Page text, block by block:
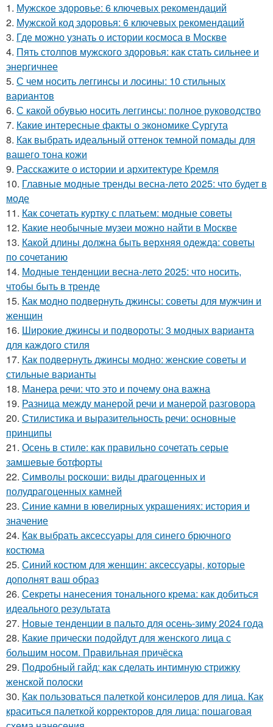
1. Мужское здоровье: 6 ключевых рекомендаций
2. Мужской код здоровья: 6 ключевых рекомендаций
3. Где можно узнать о истории космоса в Москве
4. Пять столпов мужского здоровья: как стать сильнее и
энергичнее
5. С чем носить леггинсы и лосины: 10 стильных
вариантов
6. С какой обувью носить леггинсы: полное руководство
7. Какие интересные факты о экономике Сургута
8. Как выбрать идеальный оттенок темной помады для
вашего тона кожи
9. Расскажите о истории и архитектуре Кремля
10. Главные модные тренды весна-лето 2025: что будет в
моде
11. Как сочетать куртку с платьем: модные советы
12. Какие необычные музеи можно найти в Москве
13. Какой длины должна быть верхняя одежда: советы
по сочетанию
14. Модные тенденции весна-лето 2025: что носить,
чтобы быть в тренде
15. Как модно подвернуть джинсы: советы для мужчин и
женщин
16. Широкие джинсы и подвороты: 3 модных варианта
для каждого стиля
17. Как подвернуть джинсы модно: женские советы и
стильные варианты
18. Манера речи: что это и почему она важна
19. Разница между манерой речи и манерой разговора
20. Стилистика и выразительность речи: основные
принципы
21. Осень в стиле: как правильно сочетать серые
замшевые ботфорты
22. Символы роскоши: виды драгоценных и
полудрагоценных камней
23. Синие камни в ювелирных украшениях: история и
значение
24. Как выбрать аксессуары для синего брючного
костюма
25. Синий костюм для женщин: аксессуары, которые
дополнят ваш образ
26. Секреты нанесения тонального крема: как добиться
идеального результата
27. Новые тенденции в пальто для осень-зиму 2024 года
28. Какие прически подойдут для женского лица с
большим носом. Правильная причёска
29. Подробный гайд: как сделать интимную стрижку
женской полоски
30. Как пользоваться палеткой консилеров для лица. Как
краситься палеткой корректоров для лица: пошаговая